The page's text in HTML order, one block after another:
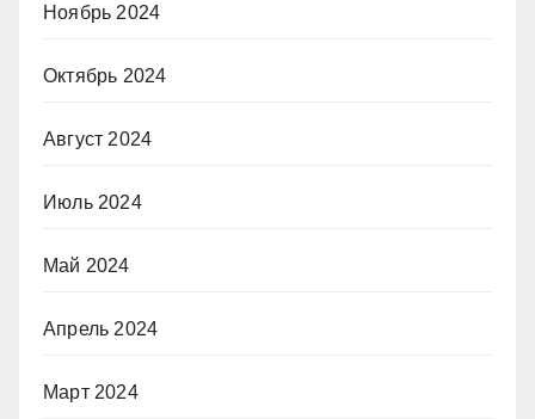
Ноябрь 2024
Октябрь 2024
Август 2024
Июль 2024
Май 2024
Апрель 2024
Март 2024